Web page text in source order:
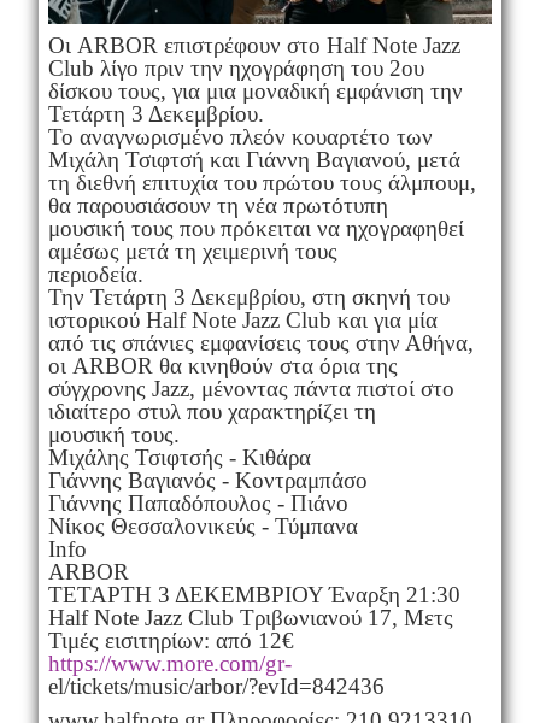
Οι ARBOR επιστρέφουν στο Half Note Jazz
Club λίγο πριν την ηχογράφηση του 2ου
δίσκου τους, για μια μοναδική εμφάνιση την
Τετάρτη 3 Δεκεμβρίου.
Το αναγνωρισμένο πλεόν κουαρτέτο των
Μιχάλη Τσιφτσή και Γιάννη Βαγιανού, μετά
τη διεθνή επιτυχία του πρώτου τους άλμπουμ,
θα παρουσιάσουν τη νέα πρωτότυπη
μουσική τους που πρόκειται να ηχογραφηθεί
αμέσως μετά τη χειμερινή τους
περιοδεία.
Την Τετάρτη 3 Δεκεμβρίου, στη σκηνή του
ιστορικού Half Note Jazz Club και για μία
από τις σπάνιες εμφανίσεις τους στην Αθήνα,
οι ARBOR θα κινηθούν στα όρια της
σύγχρονης Jazz, μένοντας πάντα πιστοί στο
ιδιαίτερο στυλ που χαρακτηρίζει τη
μουσική τους.
Μιχάλης Τσιφτσής - Κιθάρα
Γιάννης Βαγιανός - Κοντραμπάσο
Γιάννης Παπαδόπουλος - Πιάνο
Νίκος Θεσσαλονικεύς - Τύμπανα
Info
ARBOR
ΤΕΤΑΡΤΗ 3 ΔΕΚΕΜΒΡΙΟΥ Έναρξη 21:30
Half Note Jazz Club Τριβωνιανού 17, Μετς
Τιμές εισιτηρίων: από 12€
https://www.more.com/gr-
el/tickets/music/arbor/?evId=842436